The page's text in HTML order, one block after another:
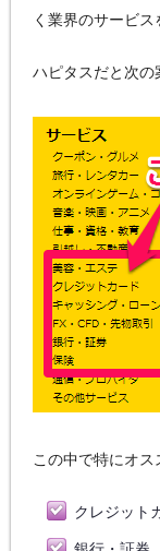
く業界のサービス
ハピタスだと次の
この中で特にオス
クレジット